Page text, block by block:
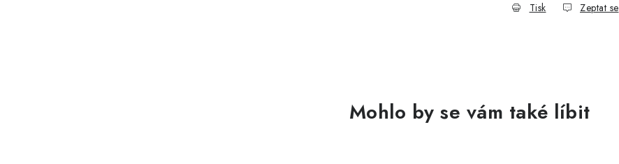
Tisk Zeptat se
Mohlo by se vám také líbit